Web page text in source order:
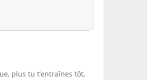
plus tu t’entraînes tôt,